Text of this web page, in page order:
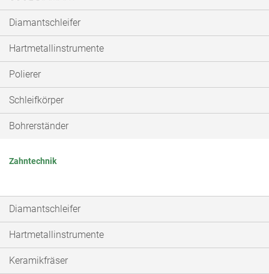
Diamantschleifer
Hartmetallinstrumente
Polierer
Schleifkörper
Bohrerständer
Zahntechnik
Diamantschleifer
Hartmetallinstrumente
Keramikfräser